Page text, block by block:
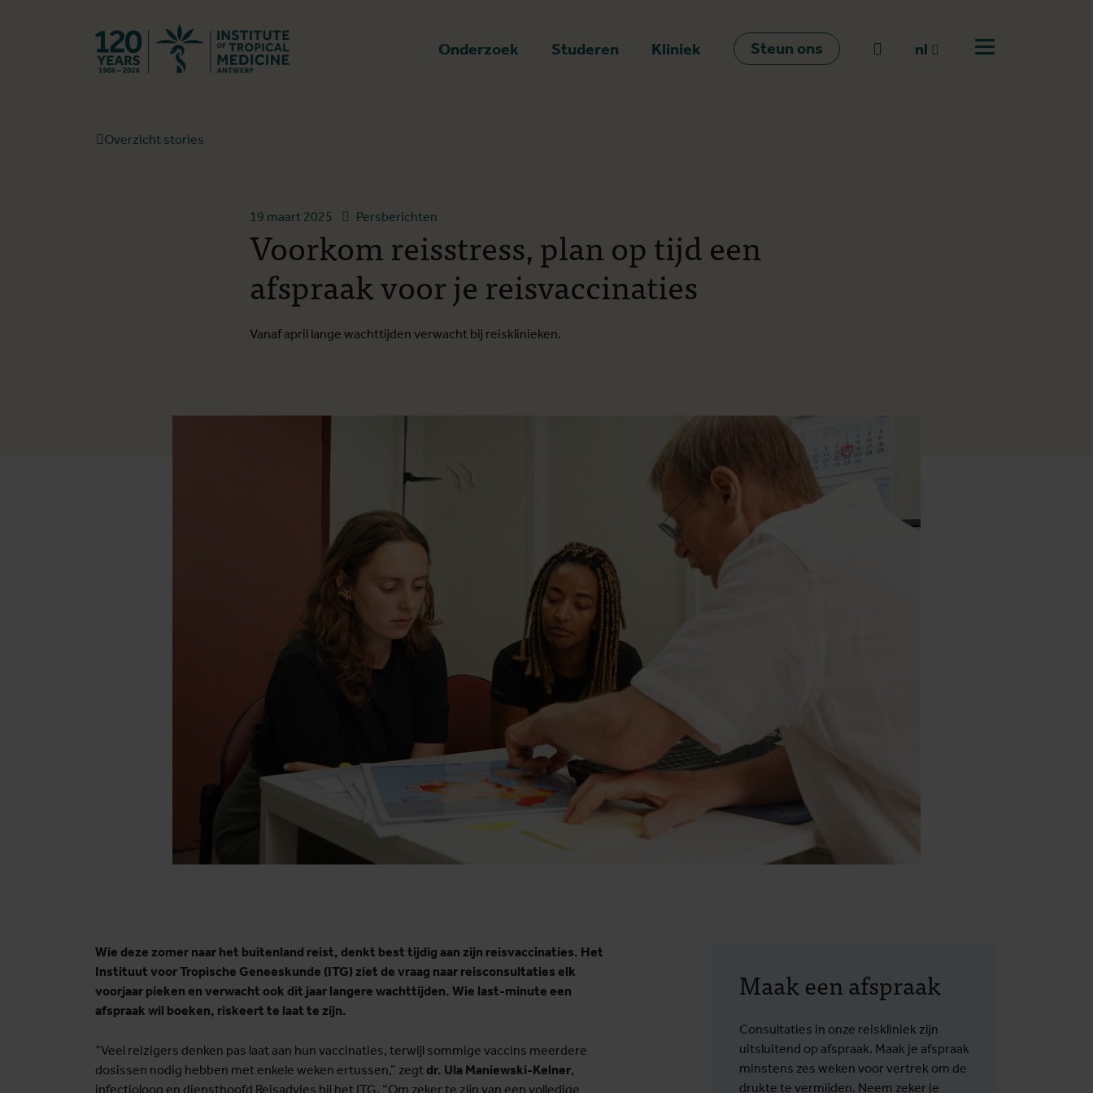
Onderzoek Studeren Kliniek Steun ons Naar zoeken
nl
Open menu
Overzicht stories
19 maart 2025 Persberichten
Voorkom reisstress, plan op tijd een
afspraak voor je reisvaccinaties
Vanaf april lange wachttijden verwacht bij reisklinieken.
Wie deze zomer naar het buitenland reist, denkt best tijdig aan zijn reisvaccinaties. Het
Instituut voor Tropische Geneeskunde (ITG) ziet de vraag naar reisconsultaties elk
voorjaar pieken en verwacht ook dit jaar langere wachttijden. Wie last-minute een
afspraak wil boeken, riskeert te laat te zijn.
“Veel reizigers denken pas laat aan hun vaccinaties, terwijl sommige vaccins meerdere
dosissen nodig hebben met enkele weken ertussen,” zegtdr. Ula Maniewski-Kelner,
infectioloog en diensthoofd Reisadvies bij het ITG. “Om zeker te zijn van een volledige
Maak een afspraak
Consultaties in onze reiskliniek zijn
uitsluitend op afspraak. Maak je afspraak
minstens zes weken voor vertrek om de
drukte te vermijden. Neem zeker je